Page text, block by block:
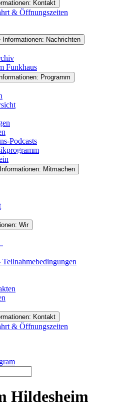
Kontakt
& Öffnungszeiten
Informationen: Nachrichten
Funkhaus
Programm
Podcasts
Mitmachen
Wir
Kontakt
& Öffnungszeiten
Hildesheim